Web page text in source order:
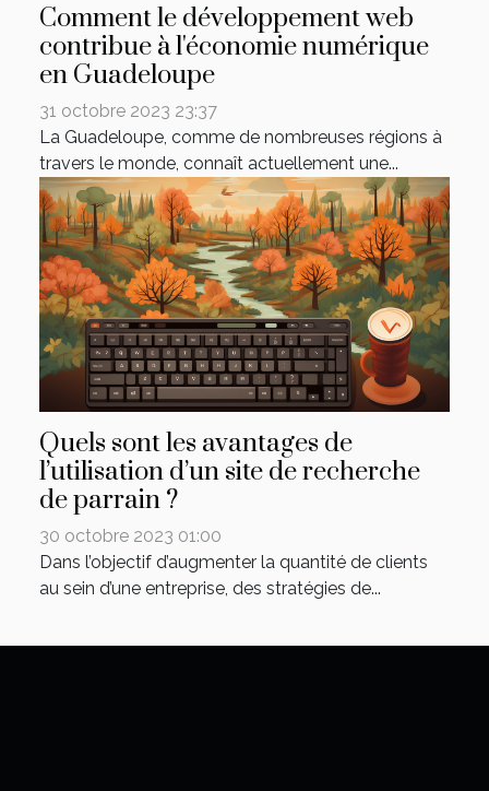
Comment le développement web
contribue à l'économie numérique
en Guadeloupe
31 octobre 2023 23:37
La Guadeloupe, comme de nombreuses régions à
travers le monde, connaît actuellement une...
Quels sont les avantages de
l’utilisation d’un site de recherche
de parrain ?
30 octobre 2023 01:00
Dans l’objectif d’augmenter la quantité de clients
au sein d’une entreprise, des stratégies de...